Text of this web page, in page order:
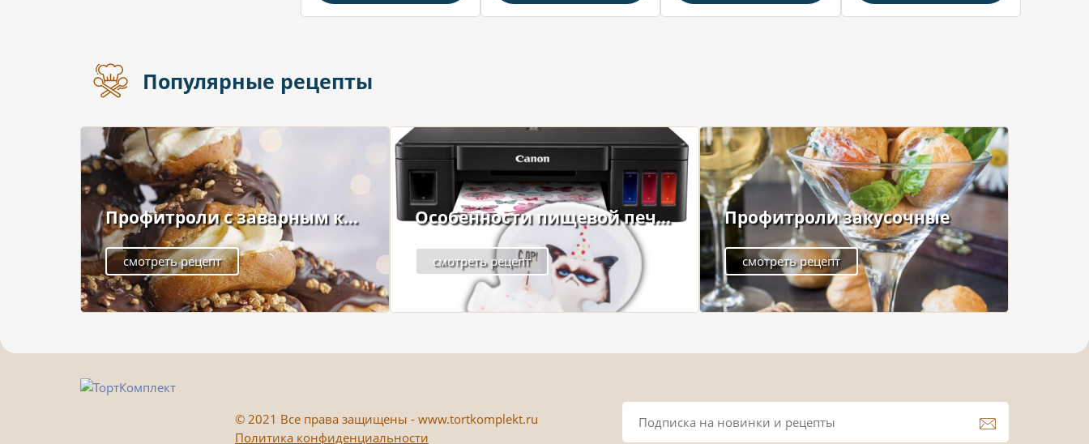
Популярные рецепты
Профитроли с заварным к...
смотреть рецепт
Особенности пищевой печ...
смотреть рецепт
Профитроли закусочные
смотреть рецепт
© 2021 Все права защищены - www.tortkomplekt.ru
Политика конфиденциальности